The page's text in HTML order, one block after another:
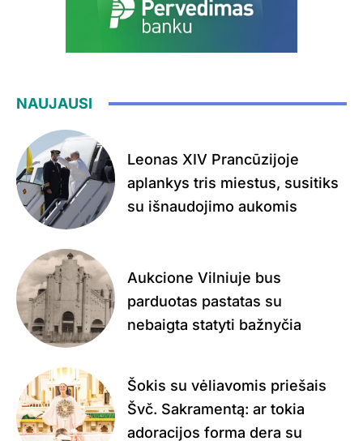
NAUJAUSI
Leonas XIV Prancūzijoje
aplankys tris miestus, susitiks
su išnaudojimo aukomis
Aukcione Vilniuje bus
parduotas pastatas su
nebaigta statyti bažnyčia
Šokis su vėliavomis priešais
Švč. Sakramentą: ar tokia
adoracijos forma dera su